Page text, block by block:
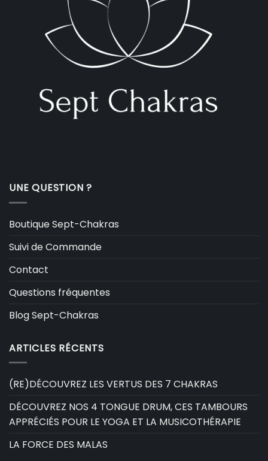
UNE QUESTION ?
Boutique Sept-Chakras
Suivi de Commande
Contact
Questions fréquentes
Blog Sept-Chakras
ARTICLES RÉCENTS
(RE)DÉCOUVREZ LES VERTUS DES 7 CHAKRAS
DÉCOUVREZ NOS 4 TONGUE DRUM, CES TAMBOURS
APPRÉCIÉS POUR LE YOGA ET LA MUSICOTHÉRAPIE
LA FORCE DES MALAS